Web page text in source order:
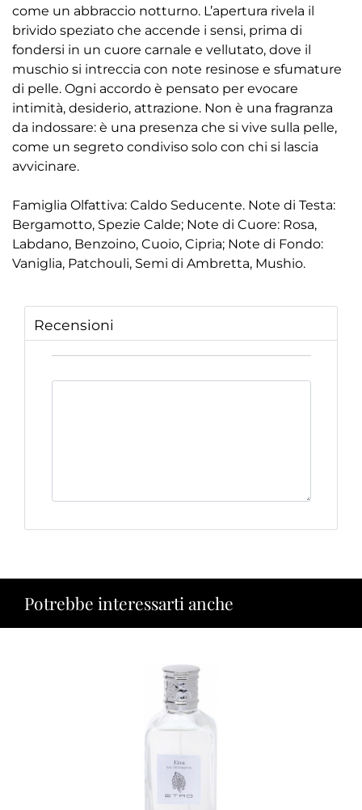
come un abbraccio notturno. L’apertura rivela il
brivido speziato che accende i sensi, prima di
fondersi in un cuore carnale e vellutato, dove il
muschio si intreccia con note resinose e sfumature
di pelle. Ogni accordo è pensato per evocare
intimità, desiderio, attrazione. Non è una fragranza
da indossare: è una presenza che si vive sulla pelle,
come un segreto condiviso solo con chi si lascia
avvicinare.
Famiglia Olfattiva: Caldo Seducente. Note di Testa:
Bergamotto, Spezie Calde; Note di Cuore: Rosa,
Labdano, Benzoino, Cuoio, Cipria; Note di Fondo:
Vaniglia, Patchouli, Semi di Ambretta, Mushio.
Recensioni
Potrebbe interessarti anche